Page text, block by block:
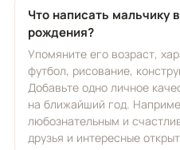
Что написать мальчику
рождения?
Упомяните его возраст,
футбол, рисование,
Добавьте одно личное
на ближайший год.
любознательным и
друзья и интересные